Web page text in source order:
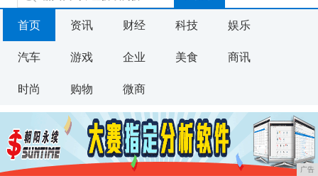
首页 资讯 财经 科技 娱乐
汽车 游戏 企业 美食 商讯
时尚 购物 微商
广告